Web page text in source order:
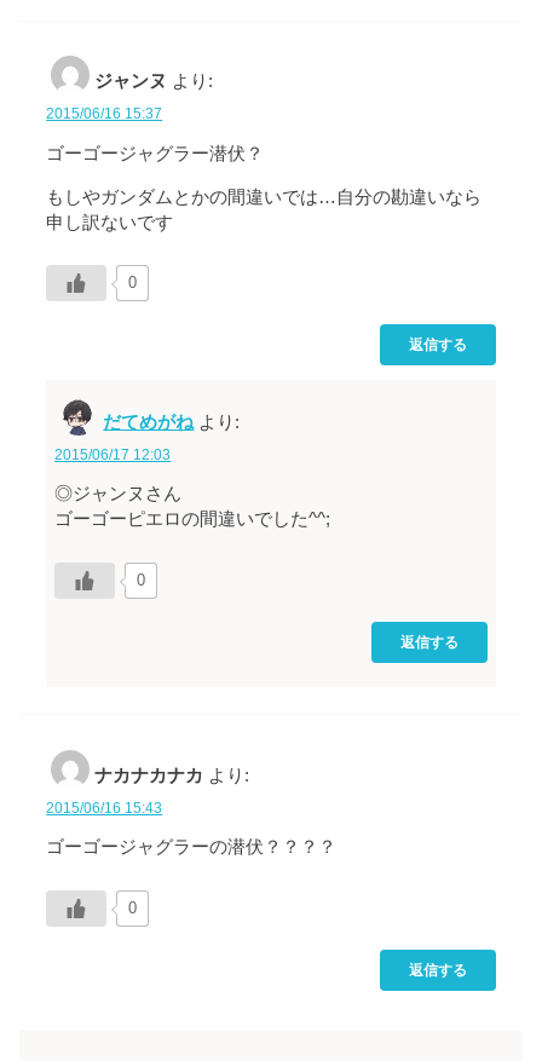
ジャンヌ より:
2015/06/16 15:37
ゴーゴージャグラー潜伏？
もしやガンダムとかの間違いでは…自分の勘違いなら
申し訳ないです
0
返信する
だてめがね より:
2015/06/17 12:03
◎ジャンヌさん
ゴーゴーピエロの間違いでした^^;
0
返信する
ナカナカナカ より:
2015/06/16 15:43
ゴーゴージャグラーの潜伏？？？？
0
返信する